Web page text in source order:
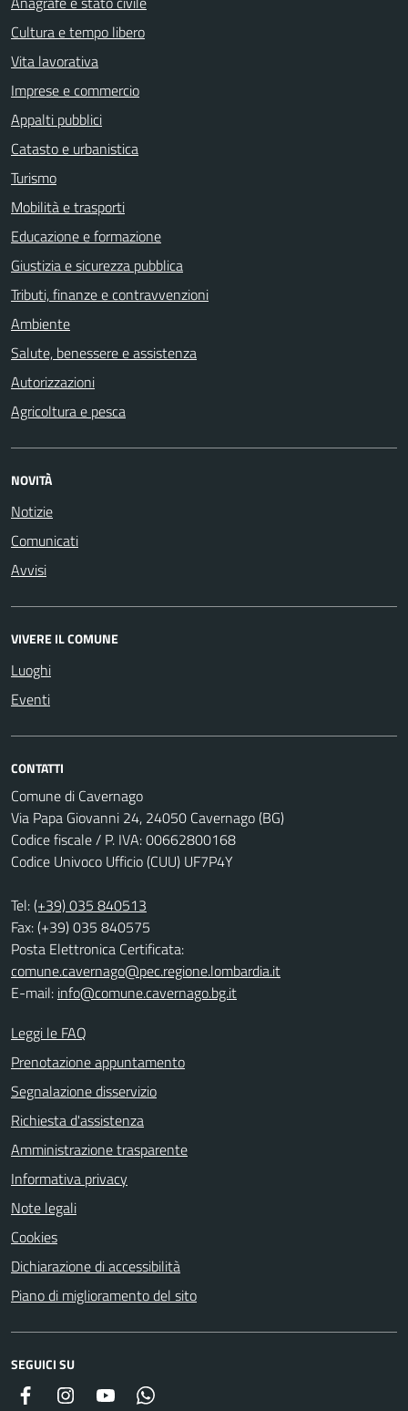
Cultura e tempo libero
Vita lavorativa
Imprese e commercio
Appalti pubblici
Catasto e urbanistica
Turismo
Mobilità e trasporti
Educazione e formazione
Giustizia e sicurezza pubblica
Tributi, finanze e contravvenzioni
Ambiente
Salute, benessere e assistenza
Autorizzazioni
Agricoltura e pesca
NOVITÀ
Notizie
Comunicati
Avvisi
VIVERE IL COMUNE
Luoghi
Eventi
CONTATTI
Comune di Cavernago
Via Papa Giovanni 24, 24050 Cavernago (BG)
Codice fiscale / P. IVA: 00662800168
Codice Univoco Ufficio (CUU) UF7P4Y
Tel:(+39) 035 840513
Fax: (+39) 035 840575
Posta Elettronica Certificata:
comune.cavernago@pec.regione.lombardia.it
E-mail: info@comune.cavernago.bg.it
Leggi le FAQ
Prenotazione appuntamento
Segnalazione disservizio
Richiesta d'assistenza
Amministrazione trasparente
Informativa privacy
Note legali
Cookies
Dichiarazione di accessibilità
Piano di miglioramento del sito
SEGUICI SU
Facebook InstagramYouTube